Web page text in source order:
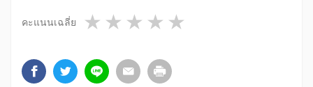
คะแนนเฉลี่ย 4 stars
3 stars
2 stars
1 star